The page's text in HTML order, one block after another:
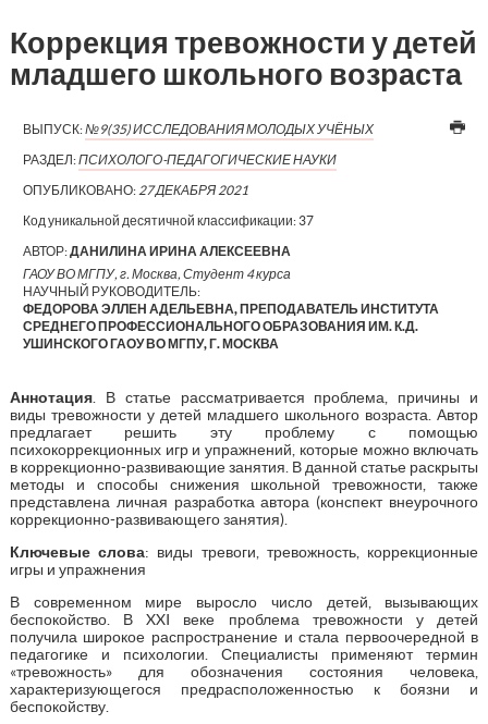
Коррекция тревожности у детей
младшего школьного возраста
ВЫПУСК:№9(35) ИССЛЕДОВАНИЯ МОЛОДЫХ УЧЁНЫХ
РАЗДЕЛ:ПСИХОЛОГО-ПЕДАГОГИЧЕСКИЕ НАУКИ
ОПУБЛИКОВАНО: 27 ДЕКАБРЯ 2021
Код уникальной десятичной классификации: 37
АВТОР:ДАНИЛИНА ИРИНА АЛЕКСЕЕВНА
ГАОУ ВО МГПУ, г. Москва, Студент 4 курса
НАУЧНЫЙ РУКОВОДИТЕЛЬ:
ФЕДОРОВА ЭЛЛЕН АДЕЛЬЕВНА, ПРЕПОДАВАТЕЛЬ ИНСТИТУТА
СРЕДНЕГО ПРОФЕССИОНАЛЬНОГО ОБРАЗОВАНИЯ ИМ. К.Д.
УШИНСКОГО ГАОУ ВО МГПУ, Г. МОСКВА
Аннотация. В статье рассматривается проблема, причины и
виды тревожности у детей младшего школьного возраста. Автор
предлагает решить эту проблему с помощью
психокоррекционных игр и упражнений, которые можно включать
в коррекционно-развивающие занятия. В данной статье раскрыты
методы и способы снижения школьной тревожности, также
представлена личная разработка автора (конспект внеурочного
коррекционно-развивающего занятия).
Ключевые слова: виды тревоги, тревожность, коррекционные
игры и упражнения
В современном мире выросло число детей, вызывающих
беспокойство. В XXI веке проблема тревожности у детей
получила широкое распространение и стала первоочередной в
педагогике и психологии. Специалисты применяют термин
«тревожность» для обозначения состояния человека,
характеризующегося предрасположенностью к боязни и
беспокойству.